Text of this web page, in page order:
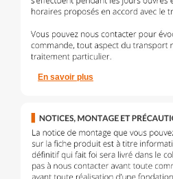
En savoir plus